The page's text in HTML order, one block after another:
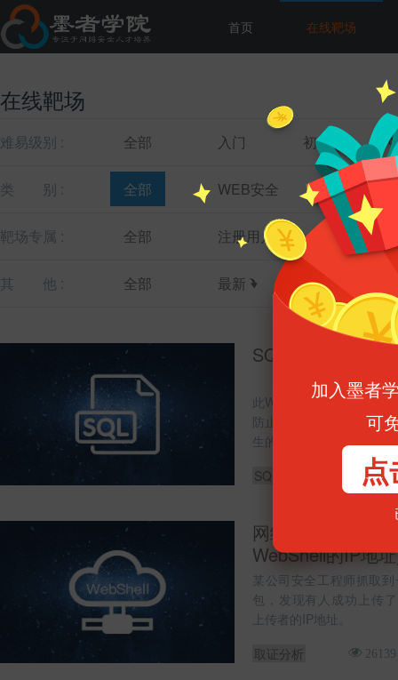
首页 在线靶场
在线靶场
难易级别 : 全部 入门 初级
类 别 : 全部 WEB安全 主机安全
靶场专属 : 全部 注册用户 教育机构
其 他 : 全部 最新 最热
SQL注入漏洞测
此WEB业务环境对参数进
防止参数产生SQL注入，
生的一种方法，但是这种
SQL注入
53505
网络数据分析溯
WebShell的IP地
某公司安全工程师抓取
包，发现有人成功上传
上传者的IP地址。
取证分析
26139
加入墨者
可